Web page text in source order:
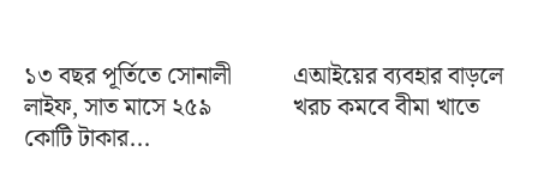
১৩ বছর পূর্তিতে সোনালী
লাইফ, সাত মাসে ২৫৯
কোটি টাকার...
এআইয়ের ব্যবহার বাড়লে
খরচ কমবে বীমা খাতে